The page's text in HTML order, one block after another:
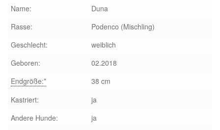
Name:
Duna
Rasse:
Podenco (Mischling)
Geschlecht:
weiblich
Geboren:
02.2018
Endgröße:*
38 cm
Kastriert:
ja
Andere Hunde:
ja